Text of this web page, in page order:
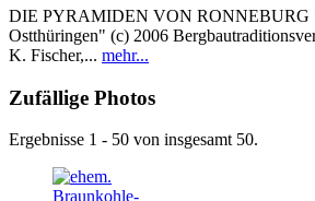
DIE PYRAMIDEN VON RONNEBURG
Ostthüringen" (c) 2006
K. Fischer,... mehr...
Zufällige Photos
Ergebnisse 1 - 50 von insgesamt 50.